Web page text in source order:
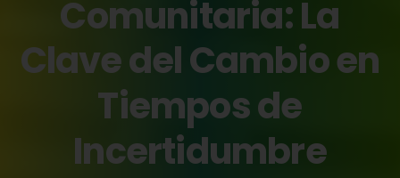
Comunitaria:La
ClavedelCambioen
Tiemposde
Incertidumbre